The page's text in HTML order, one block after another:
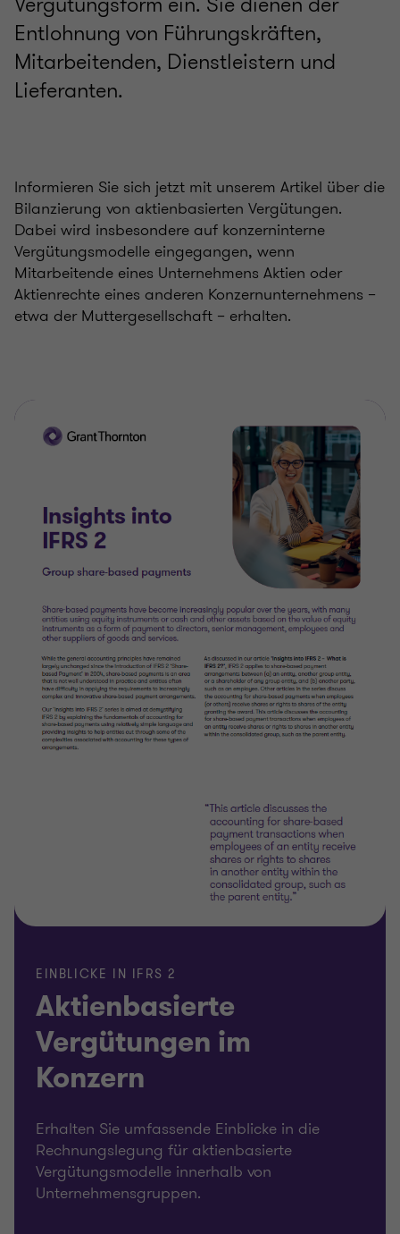
Entlohnung von Führungskräften,
Mitarbeitenden, Dienstleistern und
Lieferanten.
Informieren Sie sich jetzt mit unserem Artikel über die
Bilanzierung von aktienbasierten Vergütungen.
Dabei wird insbesondere auf konzerninterne
Vergütungsmodelle eingegangen, wenn
Mitarbeitende eines Unternehmens Aktien oder
Aktienrechte eines anderen Konzernunternehmens –
etwa der Muttergesellschaft – erhalten.
EINBLICKE IN IFRS 2
Aktienbasierte
Vergütungen im
Konzern
Erhalten Sie umfassende Einblicke in die
Rechnungslegung für aktienbasierte
Vergütungsmodelle innerhalb von
Unternehmensgruppen.